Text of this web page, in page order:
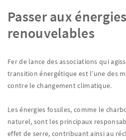
Passer aux énergies
renouvelables
Fer de lance des associations qui
transition énergétique est l’une des
contre le changement climatique.
Les énergies fossiles, comme le
naturel, sont les principaux
effet de serre, contribuant ainsi au